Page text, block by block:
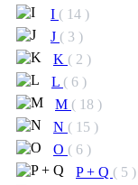
I ( 14 )
J ( 3 )
K ( 2 )
L ( 6 )
M ( 18 )
N ( 15 )
O ( 6 )
P + Q ( 5 )